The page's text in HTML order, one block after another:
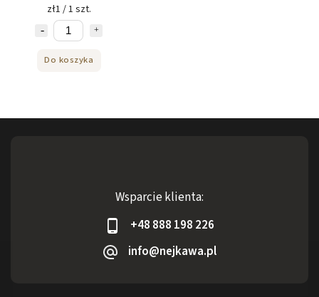
zł1 / 1 szt.
Do koszyka
Wsparcie klienta:
+48 888 198 226
info@nejkawa.pl